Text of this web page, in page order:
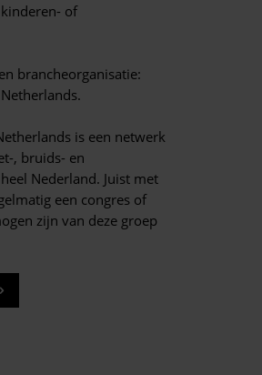
of
brancheorganisatie:
is een netwerk
, bruids- en
Nederland. Juist met
een congres of
zijn van deze groep